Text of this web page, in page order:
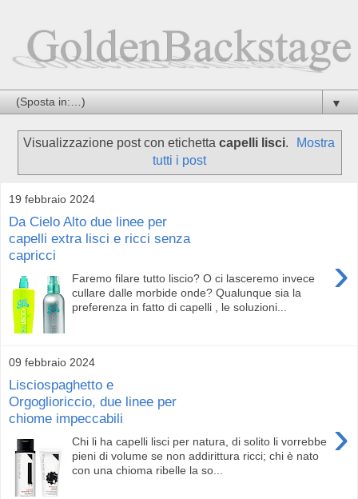
▼
Visualizzazione post con etichetta capelli lisci.
Mostra
tutti i post
19 febbraio 2024
Da Cielo Alto due linee per
capelli extra lisci e ricci senza
capricci
›
Faremo filare tutto liscio? O ci lasceremo invece
cullare dalle morbide onde? Qualunque sia la
preferenza in fatto di capelli , le soluzioni...
09 febbraio 2024
Lisciospaghetto e
Orgoglioriccio, due linee per
chiome impeccabili
›
Chi li ha capelli lisci per natura, di solito li vorrebbe
pieni di volume se non addirittura ricci; chi è nato
con una chioma ribelle la so...